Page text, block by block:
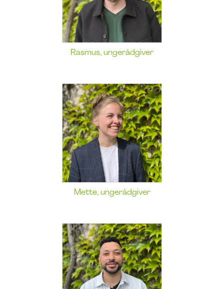
Rasmus, ungerådgiver
Mette, ungerådgiver